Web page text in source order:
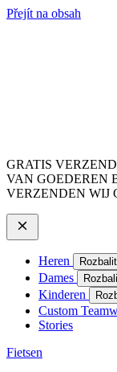
Přejít na obsah
GRATIS
VAN GOEDEREN
VERZENDEN WIJ
Heren
Dames
Kinderen
Custom
Stories
Fietsen